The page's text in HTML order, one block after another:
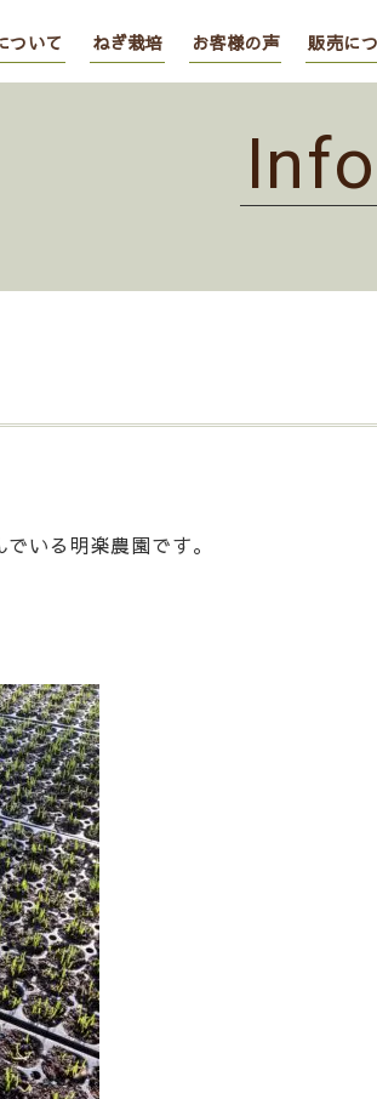
ついて ねぎ栽培 お客様の声 販売に
いる明楽農園です。